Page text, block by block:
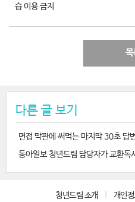
습 이용 금지
목
다른 글 보기
면접 막판에 써먹는 마지막 30초
동아일보 청년드림 담당자가 교환독
청년드림 소개 개인